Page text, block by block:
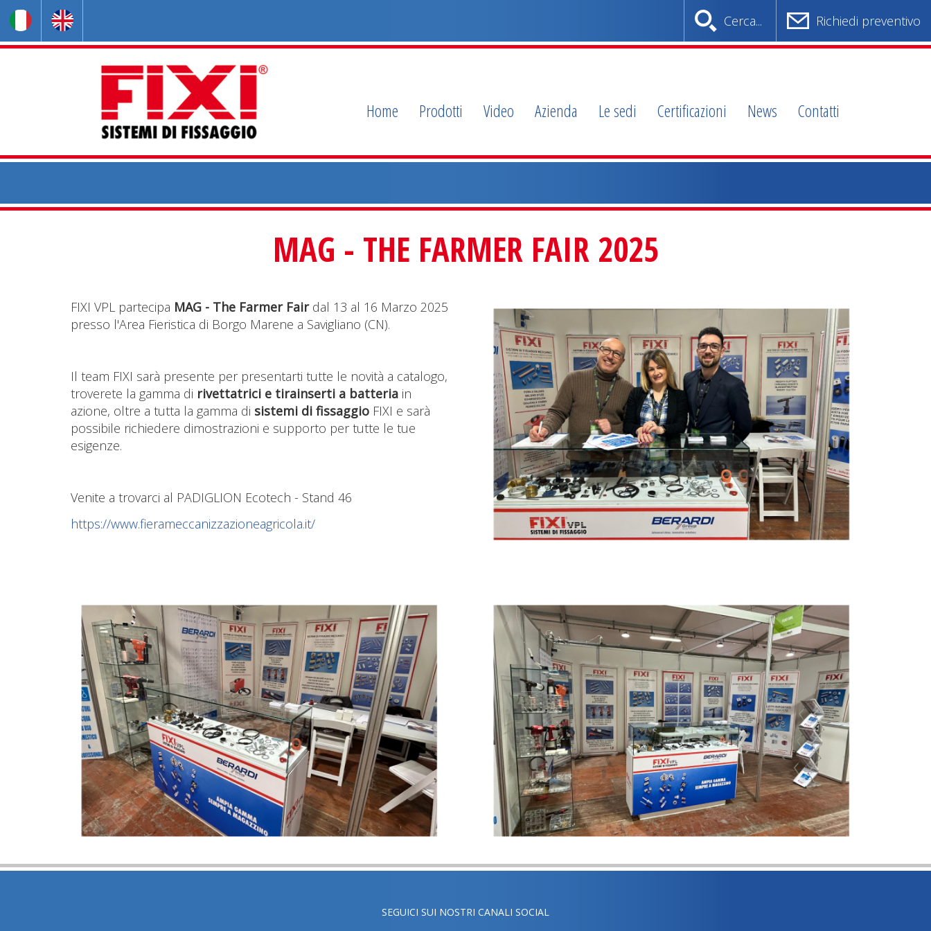
Home Prodotti Video Azienda Le sedi Certificazioni News Contatti
MAG - THE FARMER FAIR 2025
FIXI VPL partecipa MAG - The Farmer Fairdal 13 al 16 Marzo 2025
presso l'Area Fieristica di Borgo Marene a Savigliano (CN).
Il team FIXI sarà presente per presentarti tutte le novità a catalogo,
troverete la gamma di rivettatrici e tirainserti a batteria in
azione, oltre a tutta la gamma di sistemi di fissaggio FIXI e sarà
possibile richiedere dimostrazioni e supporto per tutte le tue
esigenze.
Venite a trovarci al PADIGLION Ecotech - Stand 46
https://www.fierameccanizzazioneagricola.it/
Cerca... Richiedi preventivo
SEGUICI SUI NOSTRI CANALI SOCIAL